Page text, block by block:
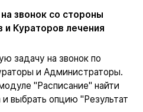
звонок со стороны
Кураторов лечения
задачу на звонок по
и Администраторы.
"Расписание" найти
выбрать опцию "Результат